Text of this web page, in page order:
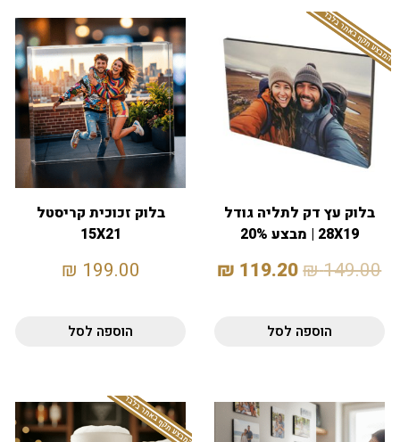
המבצע תקף באתר בלבד
בלוק עץ דק לתליה גודל
28X19 | מבצע 20%
149.00
₪
119.20
₪
הוספה לסל
בלוק זכוכית קריסטל
15X21
199.00
₪
הוספה לסל
המבצע תקף באתר בלבד